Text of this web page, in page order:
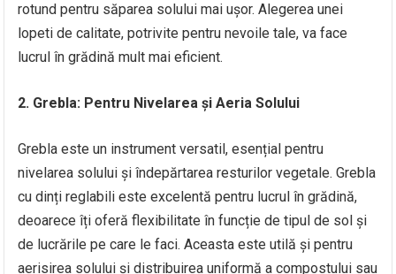
rotund pentru săparea solului mai ușor. Alegerea unei
lopeti de calitate, potrivite pentru nevoile tale, va face
lucrul în grădină mult mai eficient.
2. Grebla: Pentru Nivelarea și Aeria Solului
Grebla este un instrument versatil, esențial pentru
nivelarea solului și îndepărtarea resturilor vegetale. Grebla
cu dinți reglabili este excelentă pentru lucrul în grădină,
deoarece îți oferă flexibilitate în funcție de tipul de sol și
de lucrările pe care le faci. Aceasta este utilă și pentru
aerisirea solului și distribuirea uniformă a compostului sau